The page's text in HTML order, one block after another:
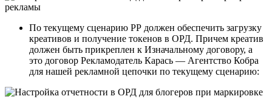
По текущему сценарию РР должен обеспечить загрузку
креативов и получение токенов в ОРД. Причем креатив
должен быть прикреплен к Изначальному договору, а
это договор Рекламодатель Карась — Агентство Кобра
для нашей рекламной цепочки по текущему сценарию: